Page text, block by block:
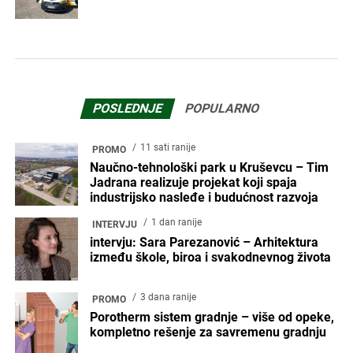
POSLEDNJE POPULARNO
PROMO 11 sati ranije
Naučno-tehnološki park u Kruševcu – Tim
Jadrana realizuje projekat koji spaja
industrijsko nasleđe i budućnost razvoja
INTERVJU 1 dan ranije
intervju: Sara Parezanović – Arhitektura
između škole, biroa i svakodnevnog života
PROMO 3 dana ranije
Porotherm sistem gradnje – više od opeke,
kompletno rešenje za savremenu gradnju